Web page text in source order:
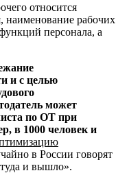
относится
наименование рабочих
персонала, а
и с целью
может
по ОТ при
в 1000 человек и
в России говорят
и вышло».